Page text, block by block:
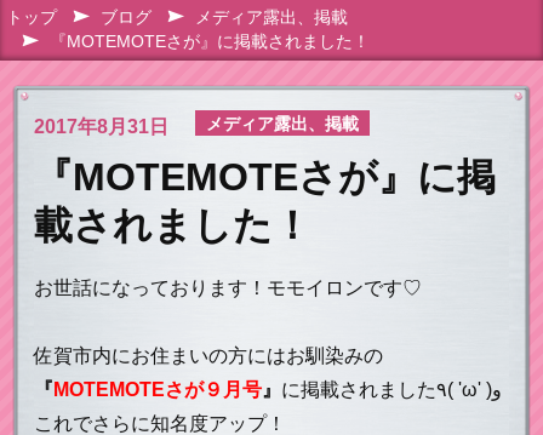
トップ ブログ
メディア露出、掲載
『MOTEMOTEさが』に掲載されました！
2017年8月31日 メディア露出、掲載
『MOTEMOTEさが』に掲
載されました！
お世話になっております！モモイロンです♡
佐賀市内にお住まいの方にはお馴染みの
『 MOTEMOTEさが９月号 』 に掲載されました٩( 'ω' )و
これでさらに知名度アップ！